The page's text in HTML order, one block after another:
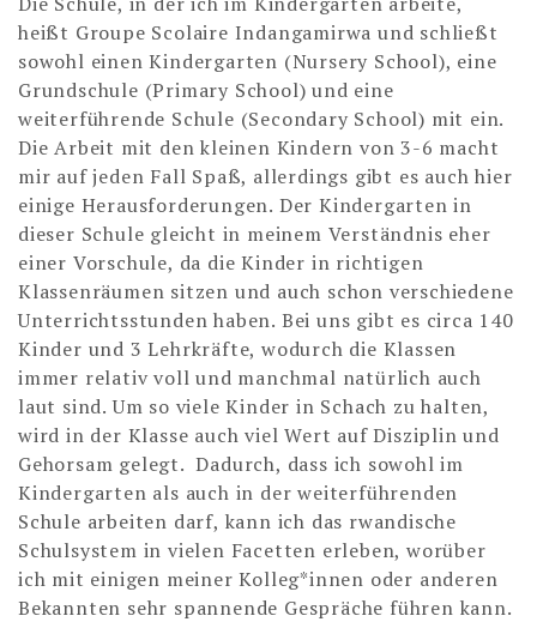
heißt Groupe Scolaire Indangamirwa und schließt
sowohl einen Kindergarten (Nursery School), eine
Grundschule (Primary School) und eine
weiterführende Schule (Secondary School) mit ein.
Die Arbeit mit den kleinen Kindern von 3-6 macht
mir auf jeden Fall Spaß, allerdings gibt es auch hier
einige Herausforderungen. Der Kindergarten in
dieser Schule gleicht in meinem Verständnis eher
einer Vorschule, da die Kinder in richtigen
Klassenräumen sitzen und auch schon verschiedene
Unterrichtsstunden haben. Bei uns gibt es circa 140
Kinder und 3 Lehrkräfte, wodurch die Klassen
immer relativ voll und manchmal natürlich auch
laut sind. Um so viele Kinder in Schach zu halten,
wird in der Klasse auch viel Wert auf Disziplin und
Gehorsam gelegt. Dadurch, dass ich sowohl im
Kindergarten als auch in der weiterführenden
Schule arbeiten darf, kann ich das rwandische
Schulsystem in vielen Facetten erleben, worüber
ich mit einigen meiner Kolleg*innen oder anderen
Bekannten sehr spannende Gespräche führen kann.